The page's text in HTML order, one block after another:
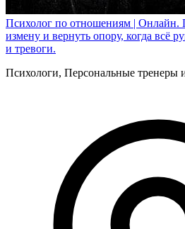
Психолог по отношениям | Онлайн.
измену и вернуть опору, когда всё
и тревоги.
Психологи, Персональные тренеры